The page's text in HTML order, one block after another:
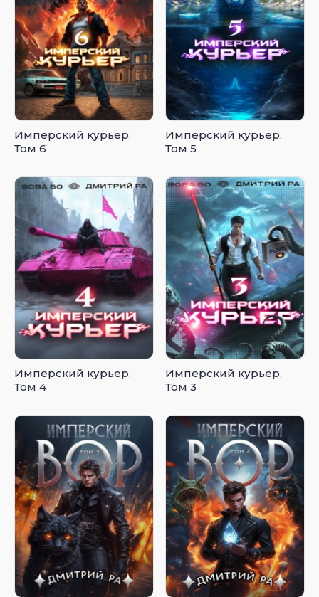
Имперский курьер.
Том 6
Имперский курьер.
Том 5
Имперский курьер.
Том 4
Имперский курьер.
Том 3